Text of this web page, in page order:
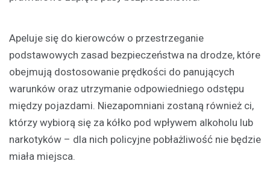
Apeluje się do kierowców o przestrzeganie
podstawowych zasad bezpieczeństwa na drodze, które
obejmują dostosowanie prędkości do panujących
warunków oraz utrzymanie odpowiedniego odstępu
między pojazdami. Niezapomniani zostaną również ci,
którzy wybiorą się za kółko pod wpływem alkoholu lub
narkotyków – dla nich policyjne pobłażliwość nie będzie
miała miejsca.